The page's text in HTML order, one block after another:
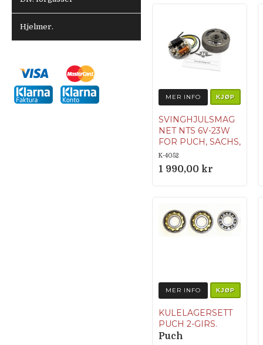
Hjelmer.
MER INFO KJØP
SVINGHJULSMAG
NET NTS 6V-23W
FOR PUCH, SACHS,
ZÜNDAPP OG
ANDRE
K-4052
1 990,00 kr
MER INFO KJØP
KULELAGERSETT
PUCH 2-GIRS.
Puch